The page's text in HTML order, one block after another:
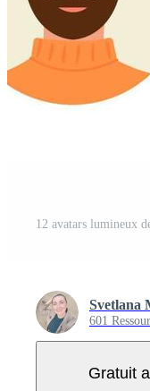
Svetlana
601
Gratuit